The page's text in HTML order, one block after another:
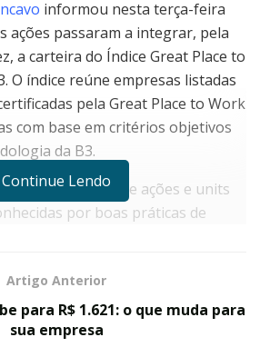
informou nesta terça-feira
ações passaram a integrar, pela
a carteira do Índice Great Place to
O índice reúne empresas listadas
pela Great Place to Work
com base em critérios objetivos
da B3.
o desempenho de ações e units
por boas práticas de
o IGPTW funciona como um
das empresas de alinhar
a uma gestão estruturada de
Continue Lendo
Artigo Anterior
para R$ 1.621: o que muda para
sua empresa